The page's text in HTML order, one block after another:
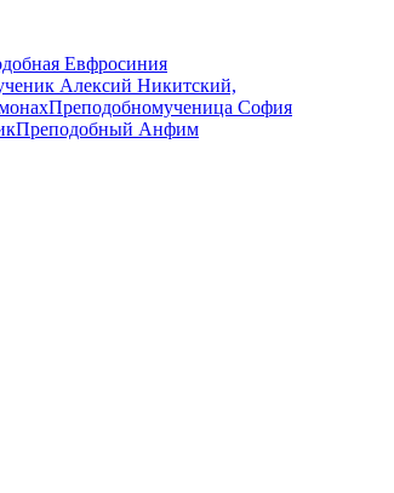
Евфросиния
Алексий Никитский,
Преподобномученица София
Преподобный Анфим